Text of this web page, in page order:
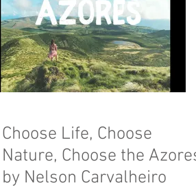
Choose Life, Choose
Nature, Choose the
by Nelson Carvalheiro